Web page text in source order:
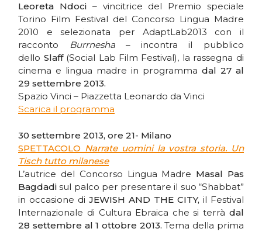
Leoreta Ndoci– vincitrice del Premio speciale
Torino Film Festival del Concorso Lingua Madre
2010 e selezionata per AdaptLab2013 con il
racconto Burrnesha– incontra il pubblico
dello Slaff(Social Lab Film Festival), la rassegna di
cinema e lingua madre in programma dal 27 al
29 settembre 2013.
Spazio Vinci – Piazzetta Leonardo da Vinci
Scarica il programma
30 settembre 2013, ore 21- Milano
SPETTACOLO Narrate uomini la vostra storia. Un
Tisch tutto milanese
L’autrice del Concorso Lingua Madre Masal Pas
Bagdadisul palco per presentare il suo “Shabbat”
in occasione diJEWISH AND THE CITY, il Festival
Internazionale di Cultura Ebraica che si terrà dal
28 settembre al 1 ottobre 2013.Tema della prima